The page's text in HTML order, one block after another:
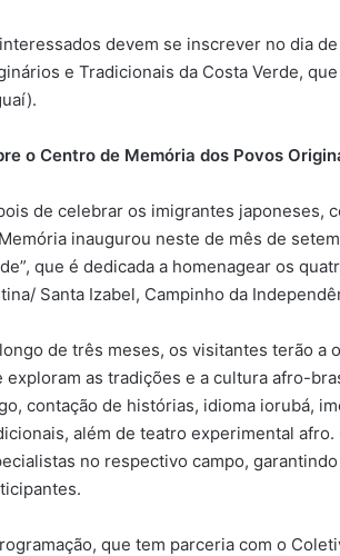
devem se inscrever no dia
e Tradicionais da Costa Verde,
o Centro de Memória dos Povos
de celebrar os imigrantes japoneses,
inaugurou neste de mês de
que é dedicada a homenagear os
Santa Izabel, Campinho da
de três meses, os visitantes terão
exploram as tradições e a cultura afro-
contação de histórias, idioma iorubá,
além de teatro experimental
no respectivo campo,
que tem parceria com o